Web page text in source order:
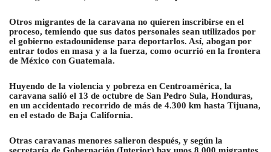
Otros migrantes de la caravana no quieren inscribirse en el
proceso, temiendo que sus datos personales sean utilizados por
el gobierno estadounidense para deportarlos. Así, abogan por
entrar todos en masa y a la fuerza, como ocurrió en la frontera
de México con Guatemala.
Huyendo de la violencia y pobreza en Centroamérica, la
caravana salió el 13 de octubre de San Pedro Sula, Honduras,
en un accidentado recorrido de más de 4.300 km hasta Tijuana,
en el estado de Baja California.
Otras caravanas menores salieron después, y según la